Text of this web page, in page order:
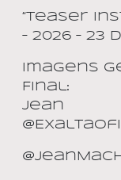
“Teaser
– 2026 – 23
Imagens
Final:
Jean